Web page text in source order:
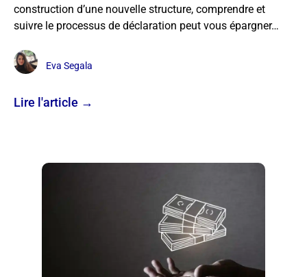
construction d’une nouvelle structure, comprendre et
suivre le processus de déclaration peut vous épargner…
Eva Segala
Lire l'article →